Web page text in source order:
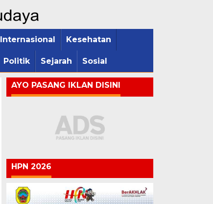
Internasional Kesehatan
Politik Sejarah Sosial
AYO PASANG IKLAN DISINI
HPN 2026